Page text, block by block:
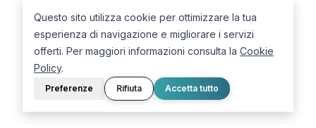
Cookie Policy
© 2026 D.Lab S.r.l. — InBuoneMani
Questo sito utilizza cookie per ottimizzare la tua
esperienza di navigazione e migliorare i servizi
offerti. Per maggiori informazioni consulta la Cookie
Policy.
Preferenze Rifiuta Accetta tutto